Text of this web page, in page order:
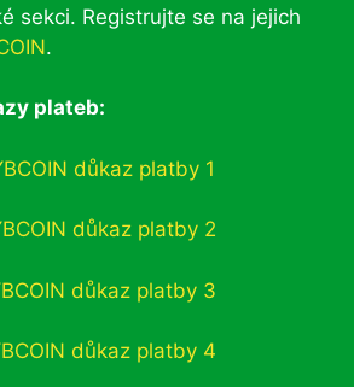
sekci. Registrujte se na jejich
.
plateb: